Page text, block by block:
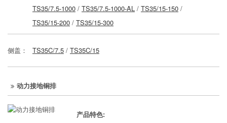
TS35/7.5-1000 / TS35/7.5-1000-AL / TS35/15-150 /
TS35/15-200 / TS35/15-300
侧盖： TS35C/7.5 / TS35C/15
动力接地铜排
产品特色: